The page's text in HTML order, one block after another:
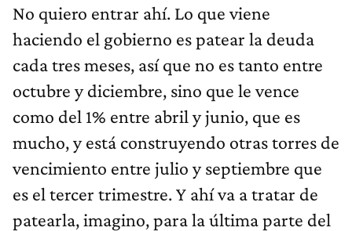
No quiero entrar ahí. Lo que viene
haciendo el gobierno es patear la deuda
cada tres meses, así que no es tanto entre
octubre y diciembre, sino que le vence
como del 1% entre abril y junio, que es
mucho, y está construyendo otras torres de
vencimiento entre julio y septiembre que
es el tercer trimestre. Y ahí va a tratar de
patearla, imagino, para la última parte del